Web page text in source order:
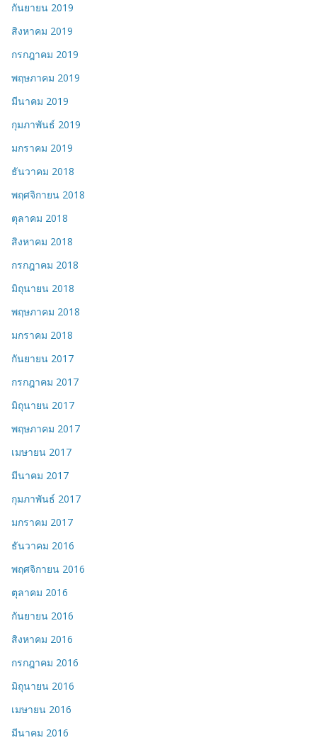
กันยายน 2019
สิงหาคม 2019
กรกฎาคม 2019
พฤษภาคม 2019
มีนาคม 2019
กุมภาพันธ์ 2019
มกราคม 2019
ธันวาคม 2018
พฤศจิกายน 2018
ตุลาคม 2018
สิงหาคม 2018
กรกฎาคม 2018
มิถุนายน 2018
พฤษภาคม 2018
มกราคม 2018
กันยายน 2017
กรกฎาคม 2017
มิถุนายน 2017
พฤษภาคม 2017
เมษายน 2017
มีนาคม 2017
กุมภาพันธ์ 2017
มกราคม 2017
ธันวาคม 2016
พฤศจิกายน 2016
ตุลาคม 2016
กันยายน 2016
สิงหาคม 2016
กรกฎาคม 2016
มิถุนายน 2016
เมษายน 2016
มีนาคม 2016